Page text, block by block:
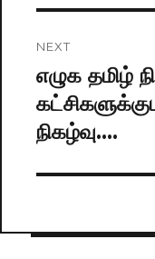
NEXT
Next
post:
எழுக தமிழ்
நிகழ்வு….